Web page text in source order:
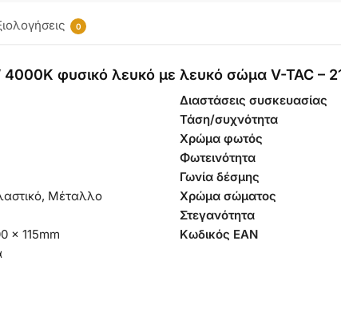
0
4000K φυσικό λευκό με λευκό σώμα V-TAC –
Διαστάσεις συσκευασίας
Τάση/συχνότητα
Χρώμα φωτός
Φωτεινότητα
Γωνία δέσμης
Μέταλλο Χρώμα σώματος
Στεγανότητα
x 115mm Κωδικός EAN